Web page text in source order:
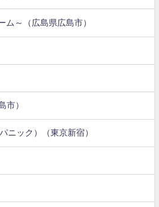
ム～（広島県広島市）
市）
ニック）（東京新宿）